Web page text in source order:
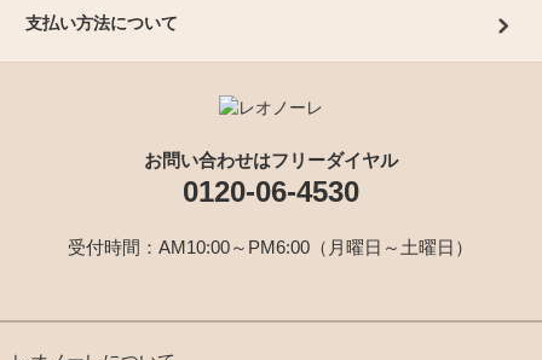
支払い方法について
お問い合わせはフリーダイヤル
0120-06-4530
受付時間：AM10:00～PM6:00（月曜日～土曜日）